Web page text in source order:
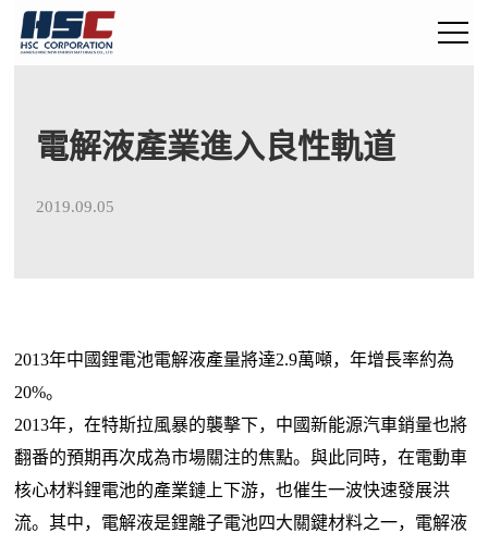
電解液產業進入良性軌道
2019.09.05
2013年中國鋰電池電解液產量將達2.9萬噸，年增長率約為
20%。
2013年，在特斯拉風暴的襲擊下，中國新能源汽車銷量也將
翻番的預期再次成為市場關注的焦點。與此同時，在電動車
核心材料鋰電池的產業鏈上下游，也催生一波快速發展洪
流。其中，電解液是鋰離子電池四大關鍵材料之一，電解液